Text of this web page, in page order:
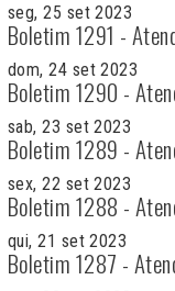
seg, 25 set 2023
Boletim 1291 -
dom, 24 set 2023
Boletim 1290 -
sab, 23 set 2023
Boletim 1289 -
sex, 22 set 2023
Boletim 1288 -
qui, 21 set 2023
Boletim 1287 -